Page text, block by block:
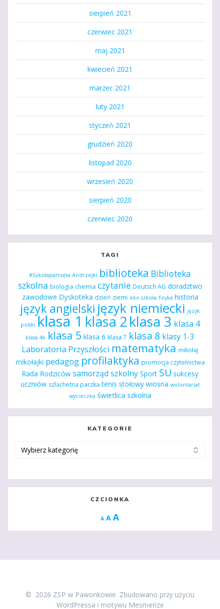
sierpień 2021
czerwiec 2021
maj 2021
kwiecień 2021
marzec 2021
luty 2021
styczeń 2021
grudzień 2020
listopad 2020
wrzesień 2020
sierpień 2020
czerwiec 2020
TAGI
#Szkołapamięta Andrzejki biblioteka Biblioteka
szkolna biologia chemia czytanie Deutsch AG doradztwo
zawodowe Dyskoteka dzień ziemi eko szkoła fizyka historia
język angielski język niemiecki język
polski klasa 1 klasa 2klasa 3 klasa 4
klasa 4b klasa 5 klasa 6 klasa 7 klasa 8 klasy 1-3
Laboratoria Przyszłości matematyka mikołaj
mikołajki pedagog profilaktyka promocja czytelnictwa
Rada Rodziców samorząd szkolny Sport SU sukcesy
uczniów szlachetna paczka tenis stołowy wiosna wolontariat
wycieczka świetlica szkolna
KATEGORIE
CZCIONKA
A Decrease
A Reset
A
© 2026 ZSP w Pawonkowie. Zbudowano przy użyciu
WordPressa i motywu Mesmerize